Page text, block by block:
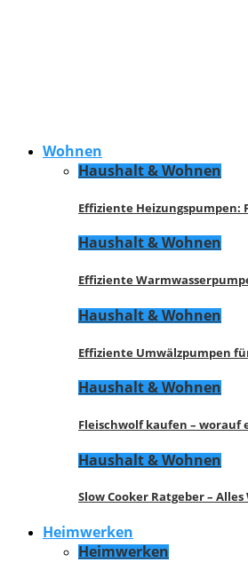
Wohnen
Haushalt & Wohnen
Effiziente
Haushalt & Wohnen
Effiziente
Haushalt & Wohnen
Effiziente Umwälzpumpen
Haushalt & Wohnen
Fleischwolf kaufen – worauf
Haushalt & Wohnen
Slow Cooker Ratgeber –
Heimwerken
Heimwerken